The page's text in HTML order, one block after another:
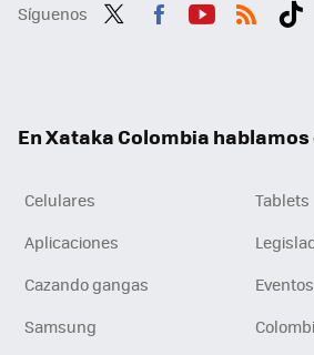
Síguenos
En Xataka Colombia hablamos
Celulares
Tablets
Aplicaciones
Cazando gangas
Eventos
Samsung